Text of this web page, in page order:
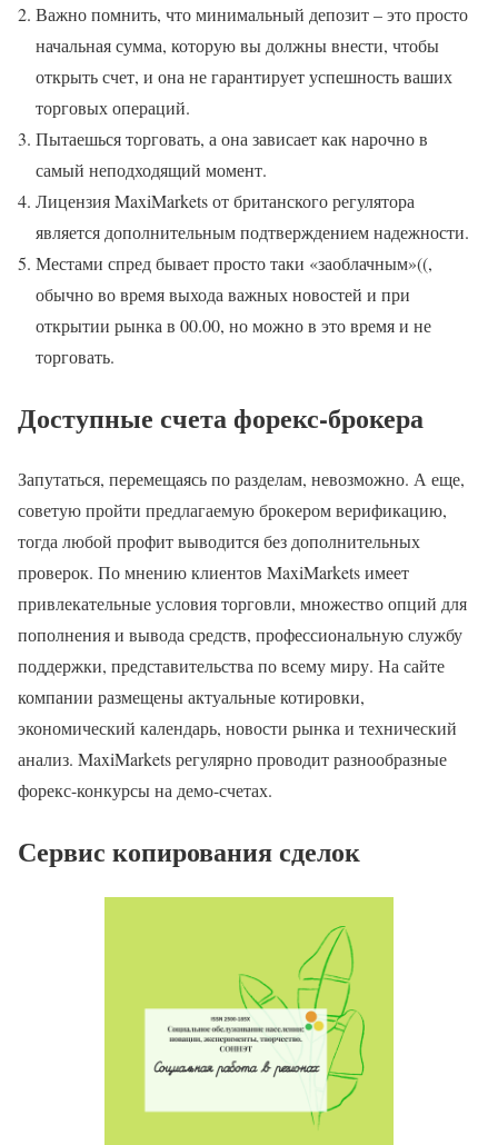
Важно помнить, что минимальный депозит – это просто
начальная сумма, которую вы должны внести, чтобы
открыть счет, и она не гарантирует успешность ваших
торговых операций.
Пытаешься торговать, а она зависает как нарочно в
самый неподходящий момент.
Лицензия MaxiMarkets от британского регулятора
является дополнительным подтверждением надежности.
Местами спред бывает просто таки «заоблачным»((,
обычно во время выхода важных новостей и при
открытии рынка в 00.00, но можно в это время и не
торговать.
Доступные счета форекс-брокера
Запутаться, перемещаясь по разделам, невозможно. А еще,
советую пройти предлагаемую брокером верификацию,
тогда любой профит выводится без дополнительных
проверок. По мнению клиентов MaxiMarkets имеет
привлекательные условия торговли, множество опций для
пополнения и вывода средств, профессиональную службу
поддержки, представительства по всему миру. На сайте
компании размещены актуальные котировки,
экономический календарь, новости рынка и технический
анализ. MaxiMarkets регулярно проводит разнообразные
форекс-конкурсы на демо-счетах.
Сервис копирования сделок